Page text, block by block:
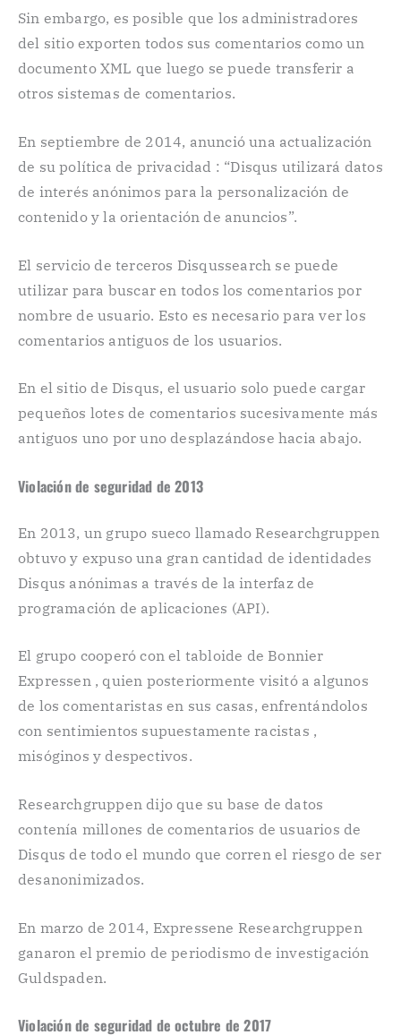
Sin embargo, es posible que los administradores
del sitio exporten todos sus comentarios como un
documento XML que luego se puede transferir a
otros sistemas de comentarios.
En septiembre de 2014, anunció una actualización
de su política de privacidad : “Disqus utilizará datos
de interés anónimos para la personalización de
contenido y la orientación de anuncios”.
El servicio de terceros Disqussearch se puede
utilizar para buscar en todos los comentarios por
nombre de usuario. Esto es necesario para ver los
comentarios antiguos de los usuarios.
En el sitio de Disqus, el usuario solo puede cargar
pequeños lotes de comentarios sucesivamente más
antiguos uno por uno desplazándose hacia abajo.
Violación de seguridad de 2013
En 2013, un grupo sueco llamado Researchgruppen
obtuvo y expuso una gran cantidad de identidades
Disqus anónimas a través de la interfaz de
programación de aplicaciones (API).
El grupo cooperó con el tabloide de Bonnier
Expressen , quien posteriormente visitó a algunos
de los comentaristas en sus casas, enfrentándolos
con sentimientos supuestamente racistas ,
misóginos y despectivos.
Researchgruppen dijo que su base de datos
contenía millones de comentarios de usuarios de
Disqus de todo el mundo que corren el riesgo de ser
desanonimizados.
En marzo de 2014, Expressene Researchgruppen
ganaron el premio de periodismo de investigación
Guldspaden.
Violación de seguridad de octubre de 2017